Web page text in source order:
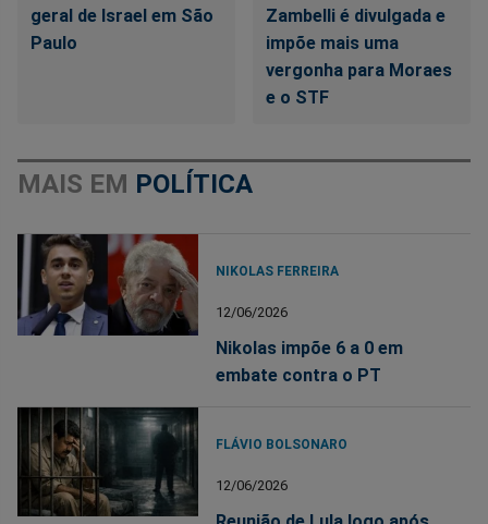
geral de Israel em São
Paulo
Zambelli é divulgada e
impõe mais uma
vergonha para Moraes
e o STF
MAIS EM POLÍTICA
NIKOLAS FERREIRA
12/06/2026
Nikolas impõe 6 a 0 em
embate contra o PT
FLÁVIO BOLSONARO
12/06/2026